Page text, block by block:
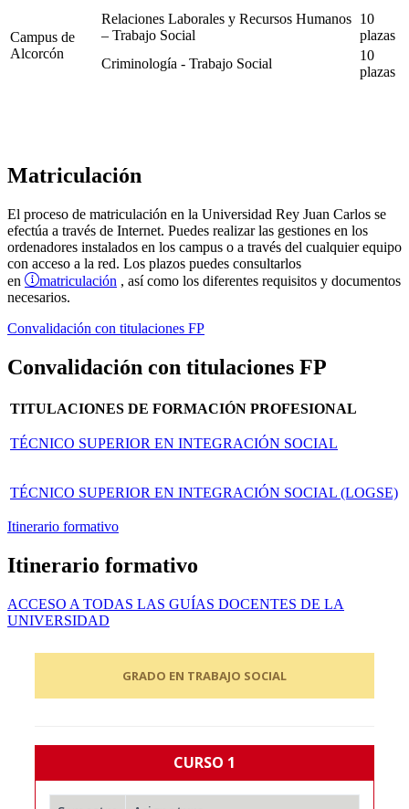
Campus de
Alcorcón
Relaciones Laborales y Recursos Humanos
– Trabajo Social
10
plazas
Criminología - Trabajo Social
10
plazas
Matriculación
El proceso de matriculación en la Universidad Rey Juan Carlos se
efectúa a través de Internet. Puedes realizar las gestiones en los
ordenadores instalados en los campus o a través del cualquier equipo
con acceso a la red. Los plazos puedes consultarlos
en
matriculación , así como los diferentes requisitos y documentos
necesarios.
Convalidación con titulaciones FP
Convalidación con titulaciones FP
TITULACIONES DE FORMACIÓN PROFESIONAL
TÉCNICO SUPERIOR EN INTEGRACIÓN SOCIAL
TÉCNICO SUPERIOR EN INTEGRACIÓN SOCIAL (LOGSE)
Itinerario formativo
Itinerario formativo
ACCESO A TODAS LAS GUÍAS DOCENTES DE LA
UNIVERSIDAD